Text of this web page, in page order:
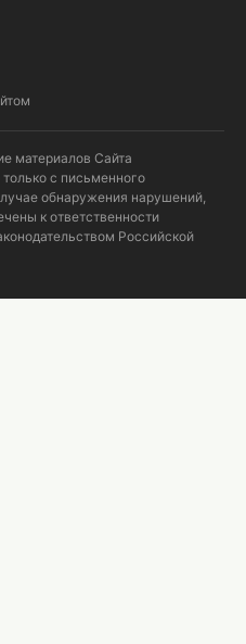
материалов Сайта
с письменного
обнаружения нарушений,
к ответственности
Российской